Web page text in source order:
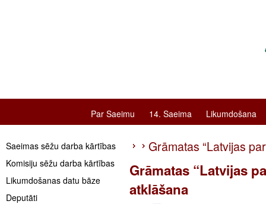
Par Saeimu 14. Saeima Likumdošana
Saeimas sēžu darba kārtības
Komisiju sēžu darba kārtības
Likumdošanas datu bāze
Deputāti
Grāmatas “Latvijas
Grāmatas “Latvijas
atklāšana